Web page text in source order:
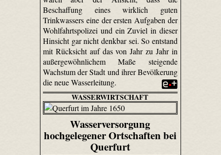
Beschaffung eines wirklich guten
Trinkwassers eine der ersten Aufgaben der
Wohlfahrtspolizei und ein Zuviel in dieser
Hinsicht gar nicht denkbar sei. So entstand
mit Rücksicht auf das von Jahr zu Jahr in
außergewöhnlichem Maße steigende
Wachstum der Stadt und ihrer Bevölkerung
die neue Wasserleitung.
WASSERWIRTSCHAFT
Wasserversorgung
hochgelegener Ortschaften bei
Querfurt